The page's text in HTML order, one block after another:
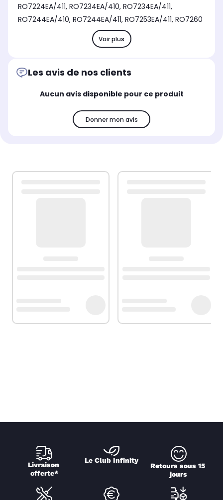
RO7224EA/411, RO7234EA/410, RO7234EA/411,
RO7244EA/410, RO7244EA/411, RO7253EA/411, RO7260
Voir plus
Les avis de nos clients
Aucun avis disponible pour ce produit
Donner mon avis
Livraison
offerte*
Le Club Infinity
Retours sous 15
jours